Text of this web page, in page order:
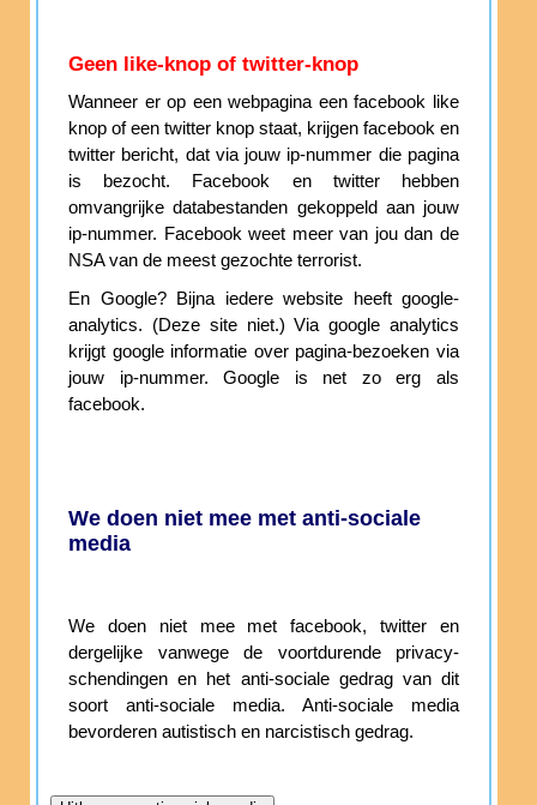
Geen like-knop of twitter-knop
Wanneer er op een webpagina een facebook like
knop of een twitter knop staat, krijgen facebook en
twitter bericht, dat via jouw ip-nummer die pagina
is bezocht. Facebook en twitter hebben
omvangrijke databestanden gekoppeld aan jouw
ip-nummer. Facebook weet meer van jou dan de
NSA van de meest gezochte terrorist.
En Google? Bijna iedere website heeft google-
analytics. (Deze site niet.) Via google analytics
krijgt google informatie over pagina-bezoeken via
jouw ip-nummer. Google is net zo erg als
facebook.
We doen niet mee met anti-sociale
media
We doen niet mee met facebook, twitter en
dergelijke vanwege de voortdurende privacy-
schendingen en het anti-sociale gedrag van dit
soort anti-sociale media. Anti-sociale media
bevorderen autistisch en narcistisch gedrag.